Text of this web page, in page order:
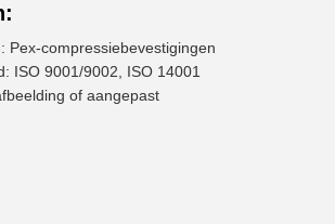
Pex-compressiebevestigingen
ISO 9001/9002, ISO 14001
of aangepast